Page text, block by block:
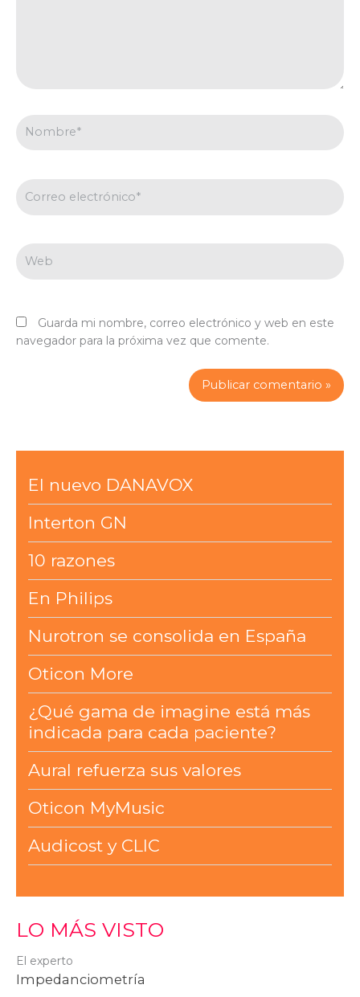
electrónico*
Guarda mi nombre, correo electrónico y web en este
navegador para la próxima vez que comente.
El nuevo DANAVOX
Interton GN
10 razones
En Philips
Nurotron se consolida en España
Oticon More
¿Qué gama de imagine está más
indicada para cada paciente?
Aural refuerza sus valores
Oticon MyMusic
Audicost y CLIC
LO MÁS VISTO
El experto
Impedanciometría